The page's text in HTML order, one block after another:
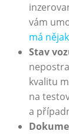
vám
má
Stav
kvalitu
na
a